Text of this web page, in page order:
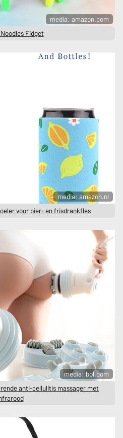
media: amazon.com
Fidget
media: amazon.nl
voor bier- en frisdrankfles
media: bol.com
anti-cellulitis massager met